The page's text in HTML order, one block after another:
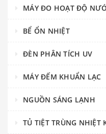
MÁY ĐO HOẠT ĐỘ
BỂ ỔN NHIỆT
ĐÈN PHÂN TÍCH UV
MÁY ĐẾM KHUẨN LẠC
NGUỒN SÁNG LẠNH
TỦ TIỆT TRÙNG NHIỆT